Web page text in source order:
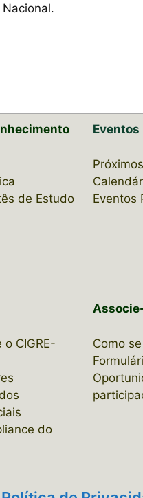
de Estudo
Eventos
Eventos
CIGRE-
do
Como